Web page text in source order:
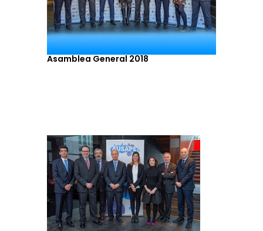
Asamblea General 2018